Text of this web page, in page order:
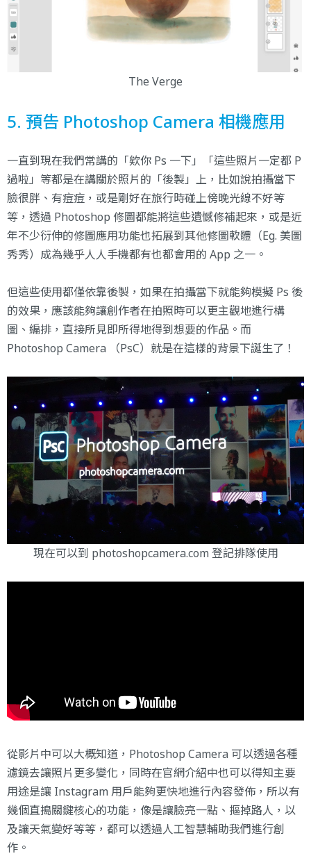
The Verge
5. 預告 Photoshop Camera 相機應用
一直到現在我們常講的「欸你 Ps 一下」「這些照片一定都 P
過啦」等都是在講關於照片的「後製」上，比如說拍攝當下
臉很胖、有痘痘，或是剛好在旅行時碰上傍晚光線不好等
等，透過 Photoshop 修圖都能將這些遺憾修補起來，或是近
年不少衍伸的修圖應用功能也拓展到其他修圖軟體（Eg. 美圖
秀秀）成為幾乎人人手機都有也都會用的 App 之一。
但這些使用都僅依靠後製，如果在拍攝當下就能夠模擬 Ps 後
的效果，應該能夠讓創作者在拍照時可以更主觀地進行構
圖、編排，直接所見即所得地得到想要的作品。而
Photoshop Camera （PsC）就是在這樣的背景下誕生了！
現在可以到 photoshopcamera.com 登記排隊使用
從影片中可以大概知道，Photoshop Camera 可以透過各種
濾鏡去讓照片更多變化，同時在官網介紹中也可以得知主要
用途是讓 Instagram 用戶能夠更快地進行內容發佈，所以有
幾個直搗關鍵核心的功能，像是讓臉亮一點、摳掉路人，以
及讓天氣變好等等，都可以透過人工智慧輔助我們進行創
作。